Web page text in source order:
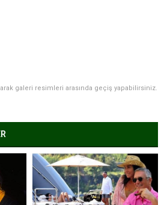
galeri resimleri arasında geçiş yapabilirsiniz.